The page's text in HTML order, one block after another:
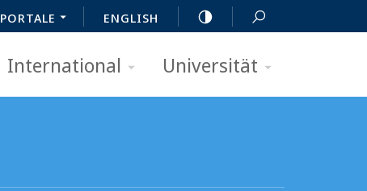
PORTALE ENGLISH
International Universität